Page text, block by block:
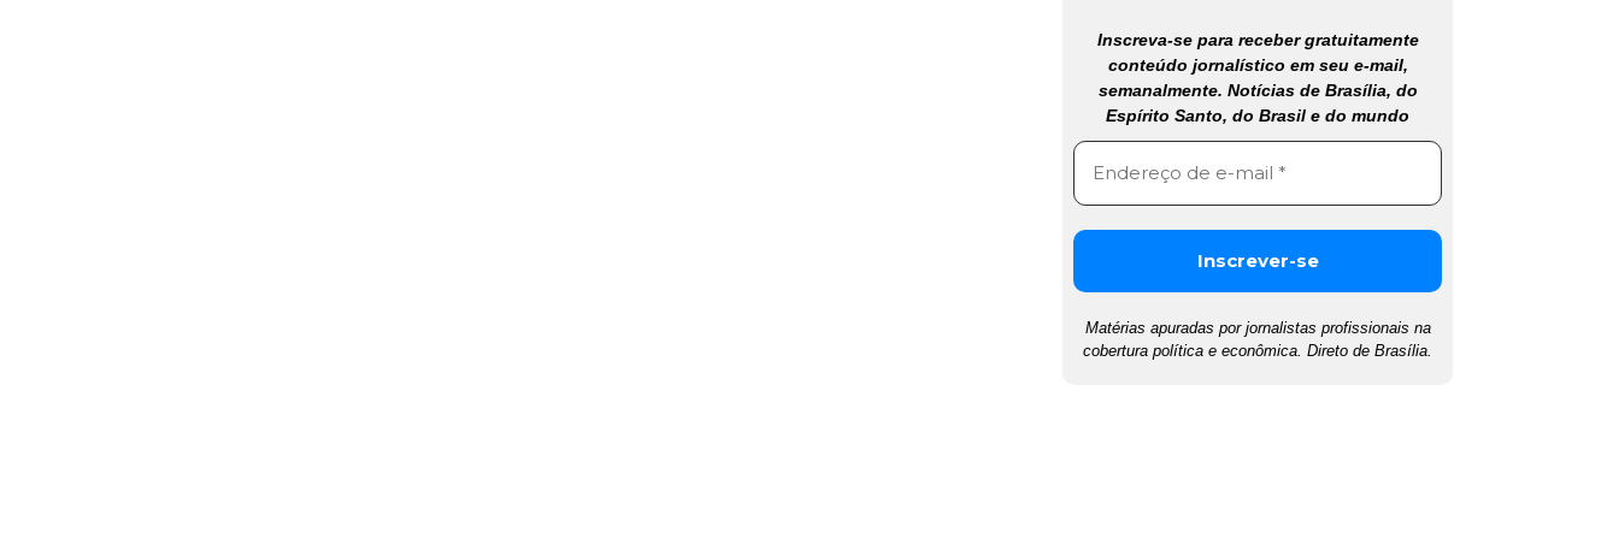
Inscreva-se para receber gratuitamente
conteúdo jornalístico em seu e-mail,
semanalmente. Notícias de Brasília, do
Espírito Santo, do Brasil e do mundo
Matérias apuradas por jornalistas profissionais na
cobertura política e econômica. Direto de Brasília.